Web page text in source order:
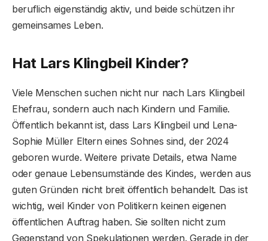
beruflich eigenständig aktiv, und beide schützen ihr
gemeinsames Leben.
Hat Lars Klingbeil Kinder?
Viele Menschen suchen nicht nur nach Lars Klingbeil
Ehefrau, sondern auch nach Kindern und Familie.
Öffentlich bekannt ist, dass Lars Klingbeil und Lena-
Sophie Müller Eltern eines Sohnes sind, der 2024
geboren wurde. Weitere private Details, etwa Name
oder genaue Lebensumstände des Kindes, werden aus
guten Gründen nicht breit öffentlich behandelt. Das ist
wichtig, weil Kinder von Politikern keinen eigenen
öffentlichen Auftrag haben. Sie sollten nicht zum
Gegenstand von Spekulationen werden. Gerade in der